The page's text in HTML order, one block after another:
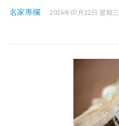
名家專欄 2026年07月22日 星期三